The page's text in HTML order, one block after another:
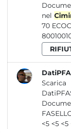
nel
70
Scarica